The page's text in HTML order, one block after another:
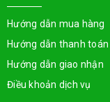
Hướng dẫn mua hàng
Hướng dẫn thanh toán
Hướng dẫn giao nhận
Điều khoản dịch vụ